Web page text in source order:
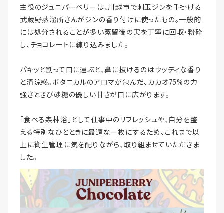
主役のジュニパーベリーは、川越市で刺玉ジンを手掛ける
武蔵野蒸溜所さんがジンの香り付けに使ったもの。一般的
には処分されることが多い蒸留後の実を丁寧に回収・粉砕
し、チョコレートに練り込みました。
パキッと割って口に運ぶと、鼻に抜けるのはウッディな香り
と清涼感。ボタニカルのアロマが包んだ、カカオ75%の力
強さときび砂糖の優しい甘さが口に広がります。
「食べる森林浴」として仕事中のリフレッシュや、自分を整
える特別なひとときに最適な一枚にするため、これまで以
上に衛生管理に気を配りながら、取り組ませていただきま
した。